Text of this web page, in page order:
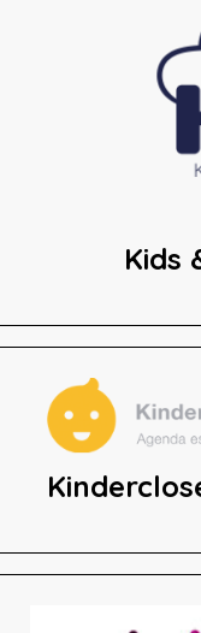
Kids